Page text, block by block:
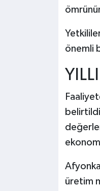
önemli
üretim